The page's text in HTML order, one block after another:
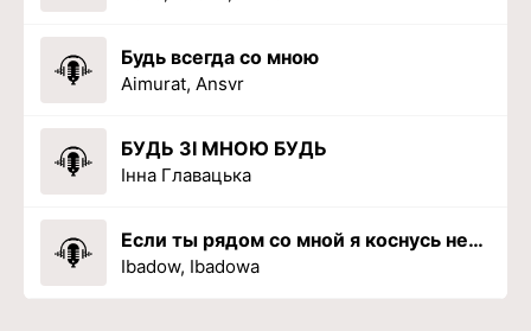
Будь всегда со мною
Aimurat, Ansvr
БУДЬ ЗІ МНОЮ БУДЬ
Інна Главацька
Если ты рядом со мной я коснусь неба рукой
Ibadow, Ibadowa